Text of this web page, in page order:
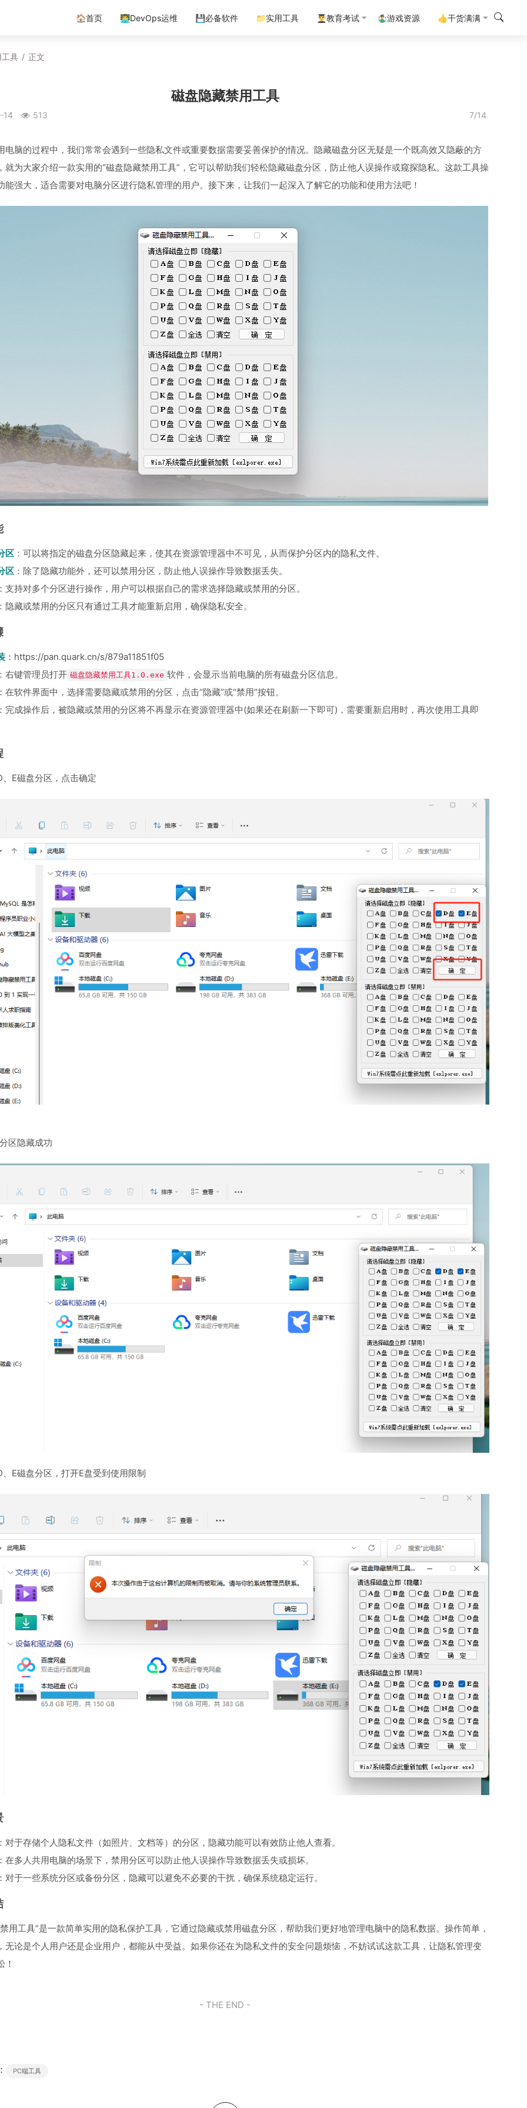
🏠首页 👨‍💻DevOps运维 💾必备软件 📁实用工具 👨‍🎓教育考试 🤹‍♂️游戏资源 👍干货满满
具 / 正文
磁盘隐藏禁用工具
14 513 7/14
电脑的过程中，我们常常会遇到一些隐私文件或重要数据需要妥善保护的情况。隐藏磁盘分区无疑是一个既高效又隐蔽的方
就为大家介绍一款实用的“磁盘隐藏禁用工具”，它可以帮助我们轻松隐藏磁盘分区，防止他人误操作或窥探隐私。这款工具操
能强大，适合需要对电脑分区进行隐私管理的用户。接下来，让我们一起深入了解它的功能和使用方法吧！
区 ：可以将指定的磁盘分区隐藏起来，使其在资源管理器中不可见，从而保护分区内的隐私文件。
区 ：除了隐藏功能外，还可以禁用分区，防止他人误操作导致数据丢失。
支持对多个分区进行操作，用户可以根据自己的需求选择隐藏或禁用的分区。
隐藏或禁用的分区只有通过工具才能重新启用，确保隐私安全。
： https://pan.quark.cn/s/879a11851f05
右键管理员打开 磁盘隐藏禁用工具1.0.exe 软件，会显示当前电脑的所有磁盘分区信息。
在软件界面中，选择需要隐藏或禁用的分区，点击“隐藏”或“禁用”按钮。
完成操作后，被隐藏或禁用的分区将不再显示在资源管理器中(如果还在刷新一下即可)，需要重新启用时，再次使用工具即
E磁盘分区，点击确定
区隐藏成功
E磁盘分区，打开E盘受到使用限制
对于存储个人隐私文件（如照片、文档等）的分区，隐藏功能可以有效防止他人查看。
在多人共用电脑的场景下，禁用分区可以防止他人误操作导致数据丢失或损坏。
对于一些系统分区或备份分区，隐藏可以避免不必要的干扰，确保系统稳定运行。
用工具”是一款简单实用的隐私保护工具，它通过隐藏或禁用磁盘分区，帮助我们更好地管理电脑中的隐私数据。操作简单，
无论是个人用户还是企业用户，都能从中受益。如果你还在为隐私文件的安全问题烦恼，不妨试试这款工具，让隐私管理变
！
- THE END -
PC端工具